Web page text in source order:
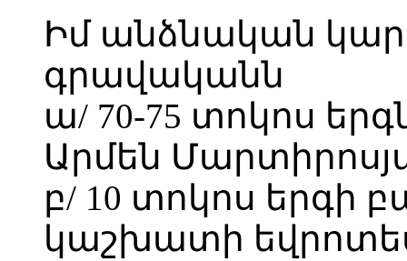
Իմ անձնական
գրավականն
ա/ 70-75 տոկոս
Արմեն
բ/ 10 տոկոս երգի
կաշխատի